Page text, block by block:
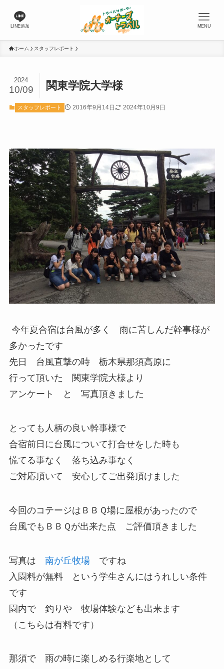
LINE追加 MENU
ホーム スタッフレポート
関東学院大学様
2024
10/09
スタッフレポート 2016年9月14日 2024年10月9日
今年夏合宿は台風が多く 雨に苦しんだ幹事様が
多かったです
先日 台風直撃の時 栃木県那須高原に
行って頂いた 関東学院大様より
アンケート と 写真頂きました
とっても人柄の良い幹事様で
合宿前日に台風について打合せをした時も
慌てる事なく 落ち込み事なく
ご対応頂いて 安心してご出発頂けました
今回のコテージはＢＢＱ場に屋根があったので
台風でもＢＢＱが出来た点 ご評価頂きました
写真は 南が丘牧場ですね
入園料が無料 という学生さんにはうれしい条件
です
園内で 釣りや 牧場体験なども出来ます
（こちらは有料です）
那須で 雨の時に楽しめる行楽地として